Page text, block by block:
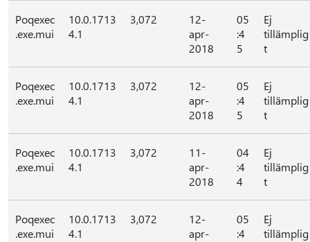
Poqexec
.exe.mui
10.0.1713
4.1
3,072
12-
apr-
2018
05
:4
5
Ej
tillämplig
t
Poqexec
.exe.mui
10.0.1713
4.1
3,072
12-
apr-
2018
05
:4
5
Ej
tillämplig
t
Poqexec
.exe.mui
10.0.1713
4.1
3,072
11-
apr-
2018
04
:4
4
Ej
tillämplig
t
Poqexec
.exe.mui
10.0.1713
4.1
3,072
12-
apr-
05
:4
Ej
tillämplig